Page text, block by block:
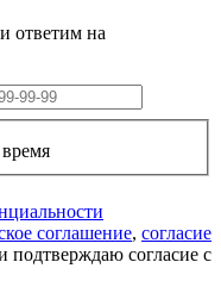
ответим на
соглашение, согласие
подтверждаю согласие с